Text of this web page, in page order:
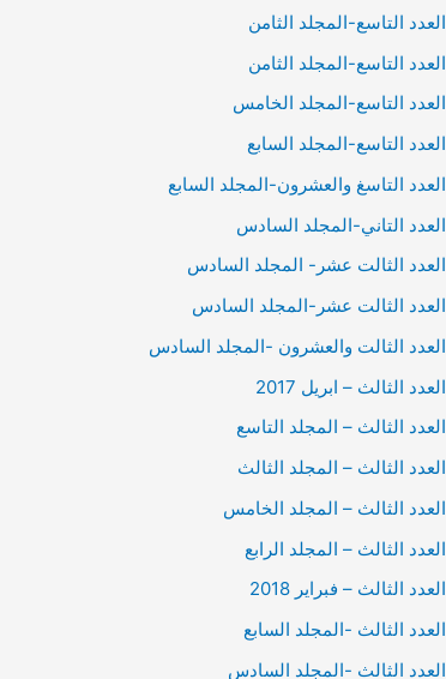
العدد التاسع-المجلد الثامن
العدد التاسع-المجلد الثامن
العدد التاسع-المجلد الخامس
العدد التاسع-المجلد السابع
العدد التاسغ والعشرون-المجلد السابع
العدد التاني-المجلد السادس
العدد الثالت عشر- المجلد السادس
العدد الثالت عشر-المجلد السادس
العدد الثالت والعشرون -المجلد السادس
العدد الثالث – ابريل 2017
العدد الثالث – المجلد التاسع
العدد الثالث – المجلد الثالث
العدد الثالث – المجلد الخامس
العدد الثالث – المجلد الرابع
العدد الثالث – فبراير 2018
العدد الثالث -المجلد السابع
العدد الثالث -المجلد السادس